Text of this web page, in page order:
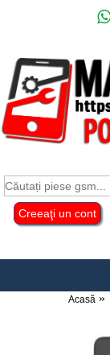
Creeaţi un cont
Acasă